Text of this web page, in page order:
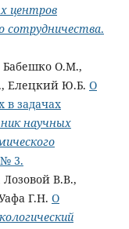
центров
сотрудничества.
Бабешко О.М.,
Елецкий Ю.Б. О
в задачах
научных
3.
В.В.,
Г.Н. О